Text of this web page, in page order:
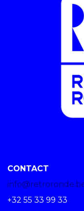
CONTACT
+32 55 33 99 33